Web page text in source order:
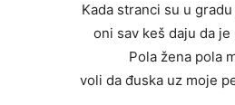
Kada stranci su u
oni sav keš daju da je
Pola žena pola
voli da đuska uz moje